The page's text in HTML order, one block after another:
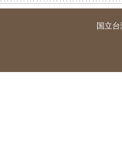
国立